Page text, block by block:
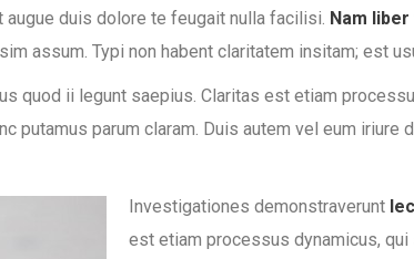
duis dolore te feugait nulla facilisi. Nam
assum. Typi non habent claritatem insitam; est
quod ii legunt saepius. Claritas est etiam
putamus parum claram. Duis autem vel eum
Investigationes demonstraverunt
est etiam processus dynamicus,